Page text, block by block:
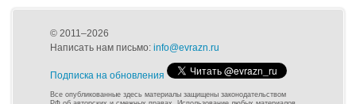
© 2011–2026
Написать нам письмо: info@evrazn.ru
Подписка на обновления
Все опубликованные здесь материалы защищены законодательством